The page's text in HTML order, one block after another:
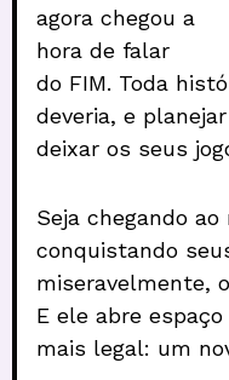
agora chegou a
hora de falar
do FIM. Toda
deveria, e
deixar os seus
Seja chegando ao
conquistando
miseravelmente,
E ele abre
mais legal: um